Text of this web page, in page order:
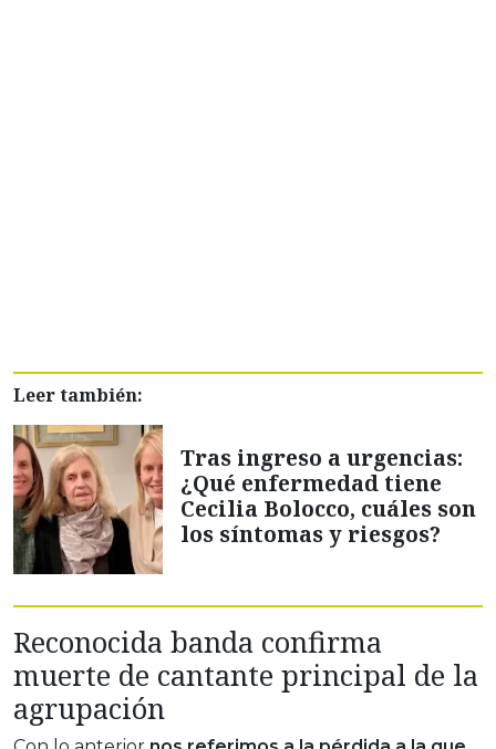
Leer también:
Tras ingreso a urgencias:
¿Qué enfermedad tiene
Cecilia Bolocco, cuáles son
los síntomas y riesgos?
Reconocida banda confirma
muerte de cantante principal de la
agrupación